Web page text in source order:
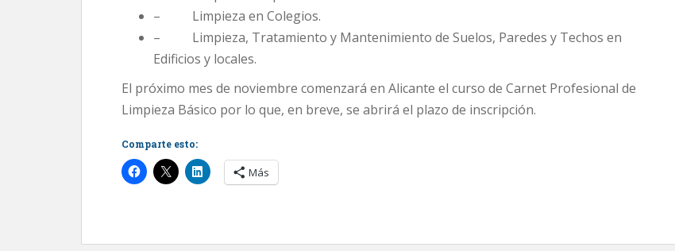
– Limpieza en Colegios.
– Limpieza, Tratamiento y Mantenimiento de Suelos, Paredes y Techos en
Edificios y locales.
El próximo mes de noviembre comenzará en Alicante el curso de Carnet Profesional de
Limpieza Básico por lo que, en breve, se abrirá el plazo de inscripción.
Comparte esto:
Más